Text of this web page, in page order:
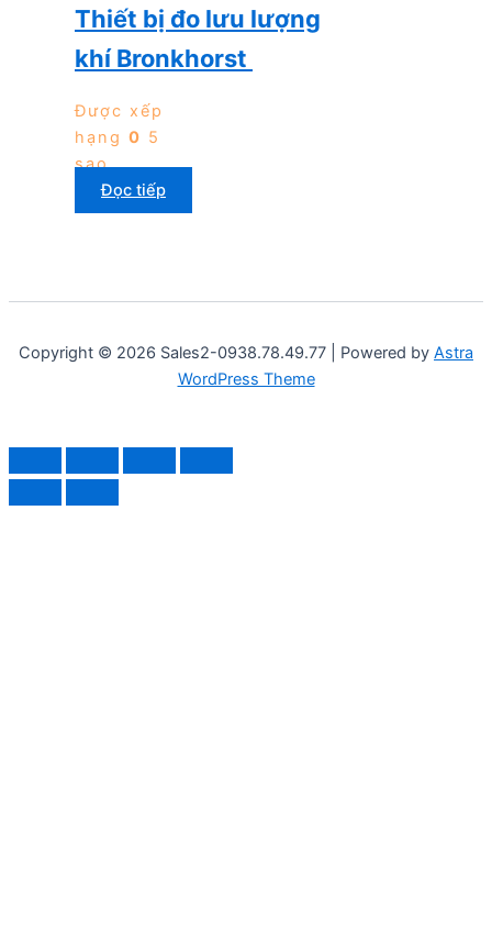
Thiết bị đo lưu lượng
khí Bronkhorst
Được xếp
hạng 0 5
sao
Đọc tiếp
Copyright © 2026 Sales2-0938.78.49.77 | Powered by Astra
WordPress Theme